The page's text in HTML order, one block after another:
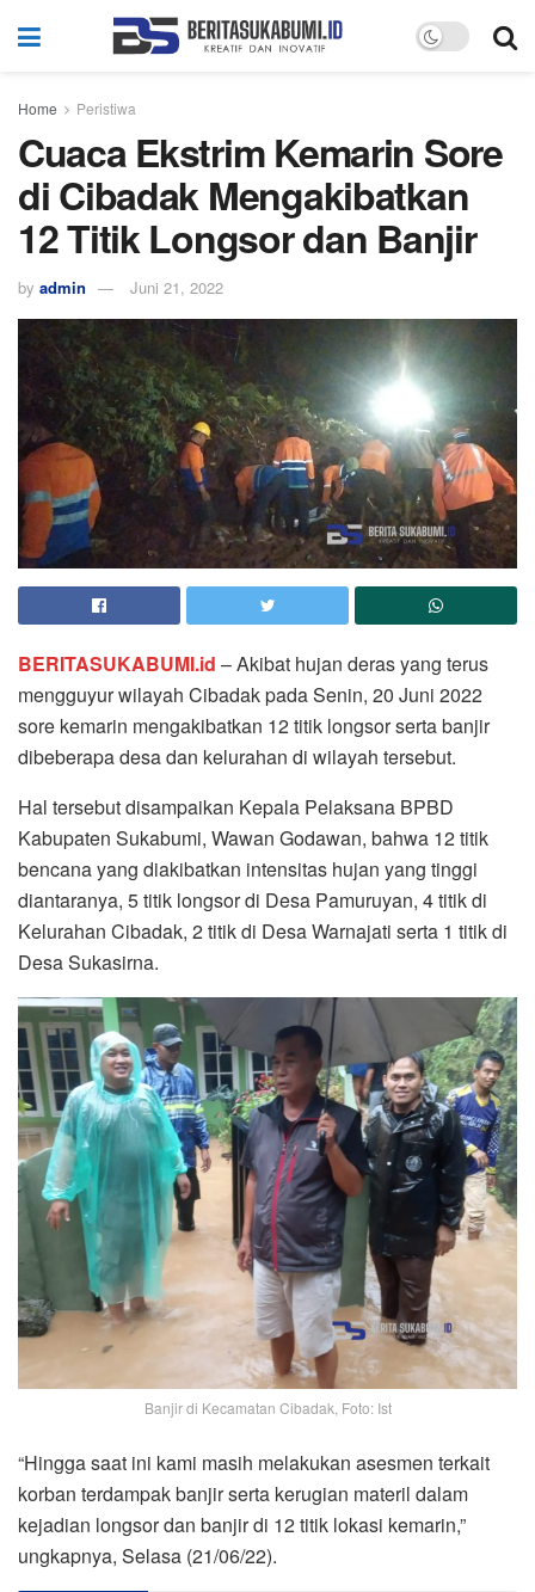
Home Peristiwa
Cuaca Ekstrim Kemarin Sore
di Cibadak Mengakibatkan
12 Titik Longsor dan Banjir
by admin Juni 21, 2022
BERITASUKABUMI.id – Akibat hujan deras yang terus
mengguyur wilayah Cibadak pada Senin, 20 Juni 2022
sore kemarin mengakibatkan 12 titik longsor serta banjir
dibeberapa desa dan kelurahan di wilayah tersebut.
Hal tersebut disampaikan Kepala Pelaksana BPBD
Kabupaten Sukabumi, Wawan Godawan, bahwa 12 titik
bencana yang diakibatkan intensitas hujan yang tinggi
diantaranya, 5 titik longsor di Desa Pamuruyan, 4 titik di
Kelurahan Cibadak, 2 titik di Desa Warnajati serta 1 titik di
Desa Sukasirna.
Banjir di Kecamatan Cibadak, Foto: Ist
“Hingga saat ini kami masih melakukan asesmen terkait
korban terdampak banjir serta kerugian materil dalam
kejadian longsor dan banjir di 12 titik lokasi kemarin,”
ungkapnya, Selasa (21/06/22).